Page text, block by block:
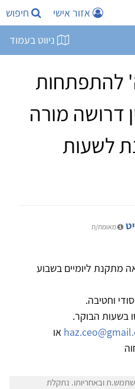
אזור אישי חיפוש
ניווט בעמוד
להתפתחות
דרושה מורה
לשעות
מאומת/ת
מתקנת ליומיים בשבוע
וחטיבה.
בשעות הבוקר.
או
ובאחריותו. נתקלת